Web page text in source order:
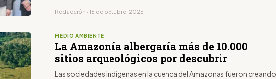
Redacción · 16 de octubre, 2025
MEDIO AMBIENTE
La Amazonía albergaría más de 10.000
sitios arqueológicos por descubrir
Las sociedades indígenas en la cuenca del Amazonas fueron creando